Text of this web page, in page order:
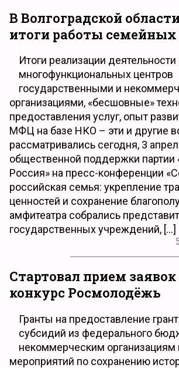
В Волгоградской
итоги работы
Итоги реализации
многофункциональных центров
государственными и
организациями, «бесшовные»
предоставления услуг, опыт
МФЦ на базе НКО – эти и другие
рассматривались сегодня, 3
общественной поддержки партии
Россия» на пресс-конференции
российская семья: укрепление
ценностей и сохранение
амфитеатра собрались
государственных учреждений, […]
Стартовал прием заявок
конкурс Росмолодёжь
Гранты на предоставление
субсидий из федерального
некоммерческим организациям
мероприятий по сохранению